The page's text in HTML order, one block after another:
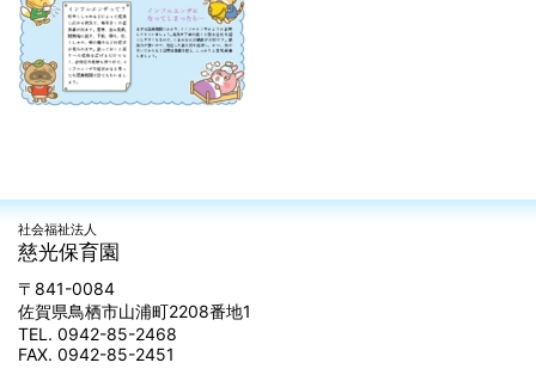
社会福祉法人
慈光保育園
〒841-0084
佐賀県鳥栖市山浦町2208番地1
TEL. 0942-85-2468
FAX. 0942-85-2451